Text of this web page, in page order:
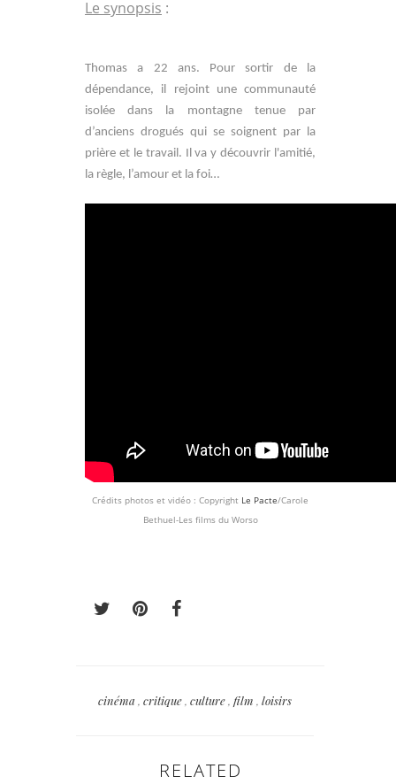
Le synopsis :
Thomas a 22 ans. Pour sortir de la
dépendance, il rejoint une communauté
isolée dans la montagne tenue par
d’anciens drogués qui se soignent par la
prière et le travail. Il va y découvrir l'amitié,
la règle, l’amour et la foi…
Crédits photos et vidéo : Copyright Le Pacte/Carole
Bethuel-Les films du Worso
cinéma , critique, culture, film , loisirs
RELATED